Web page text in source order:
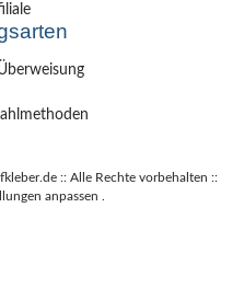
:: Alle Rechte vorbehalten ::
anpassen